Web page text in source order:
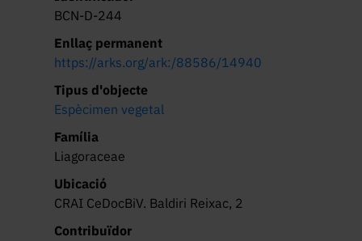
BCN-D-244
Enllaç permanent
https://arks.org/ark:/88586/14940
Tipus d'objecte
Espècimen vegetal
Família
Liagoraceae
Ubicació
CRAI CeDocBiV. Baldiri Reixac, 2
Contribuïdor